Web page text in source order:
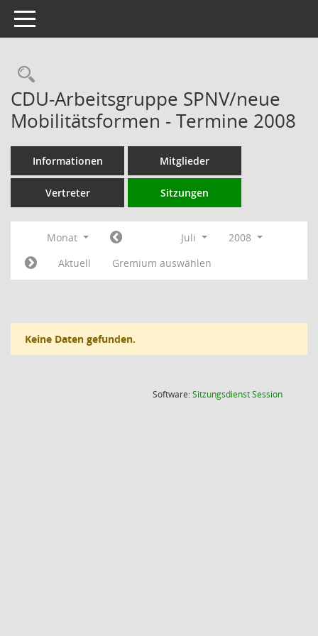
Toggle navigation
Rechercheauswahl
CDU-Arbeitsgruppe SPNV/neue
Mobilitätsformen - Termine 2008
Informationen Mitglieder
Vertreter Sitzungen
Monat Juli
2008
Aktuell
Gremium auswählen
Keine Daten gefunden.
Software:SitzungsdienstSession(Wird in